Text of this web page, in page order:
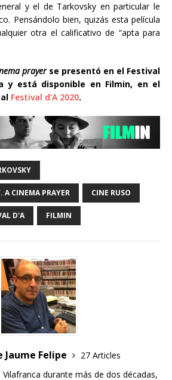
y el de Tarkovsky en particular le
Pensándolo bien, quizás esta película
otra el calificativo de “apta para
prayer se presentó en el Festival
y está disponible en Filmin, en el
Festival d’A 2020.
A CINEMA PRAYER CINE RUSO
D'A FILMIN
Jaume Felipe
27 Articles
Vilafranca durante más de dos décadas,